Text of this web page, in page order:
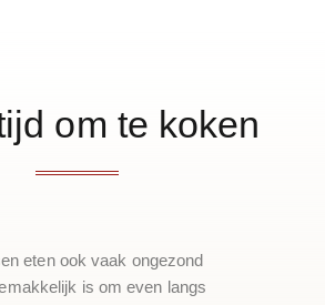
om te koken
eten ook vaak ongezond
is om even langs